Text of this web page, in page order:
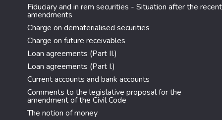
Fiduciary and in rem securities - Situation after the recent
amendments
Charge on dematerialised securities
Charge on future receivables
Loan agreements (Part II.)
Loan agreements (Part I.)
Current accounts and bank accounts
Comments to the legislative proposal for the
amendment of the Civil Code
The notion of money